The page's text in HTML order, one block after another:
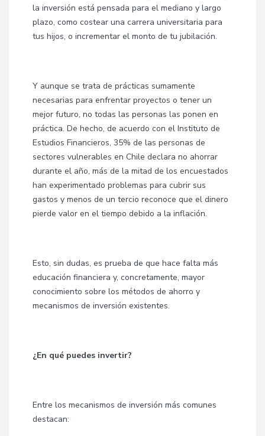
la inversión está pensada para el mediano y largo
plazo, como costear una carrera universitaria para
tus hijos, o incrementar el monto de tu jubilación.
Y aunque se trata de prácticas sumamente
necesarias para enfrentar proyectos o tener un
mejor futuro, no todas las personas las ponen en
práctica. De hecho, de acuerdo con el Instituto de
Estudios Financieros, 35% de las personas de
sectores vulnerables en Chile declara no ahorrar
durante el año, más de la mitad de los encuestados
han experimentado problemas para cubrir sus
gastos y menos de un tercio reconoce que el dinero
pierde valor en el tiempo debido a la inflación.
Esto, sin dudas, es prueba de que hace falta más
educación financiera y, concretamente, mayor
conocimiento sobre los métodos de ahorro y
mecanismos de inversión existentes.
¿En qué puedes invertir?
Entre los mecanismos de inversión más comunes
destacan: